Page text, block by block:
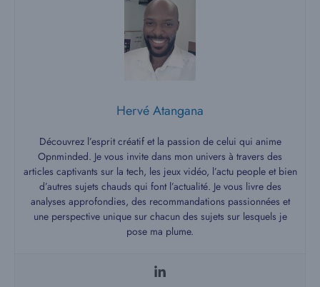
Hervé Atangana
Découvrez l’esprit créatif et la passion de celui qui anime
Opnminded. Je vous invite dans mon univers à travers des
articles captivants sur la tech, les jeux vidéo, l’actu people et bien
d’autres sujets chauds qui font l’actualité. Je vous livre des
analyses approfondies, des recommandations passionnées et
une perspective unique sur chacun des sujets sur lesquels je
pose ma plume.